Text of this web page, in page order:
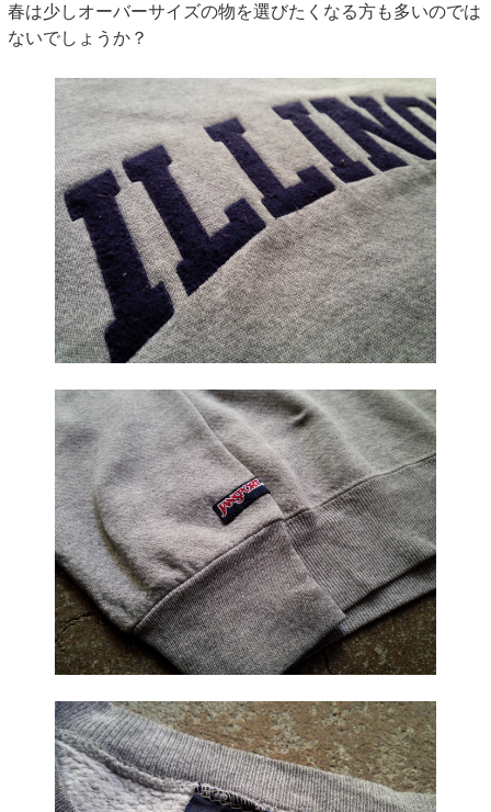
春は少しオーバーサイズの物を選びたくなる方も多いのでは
ないでしょうか？